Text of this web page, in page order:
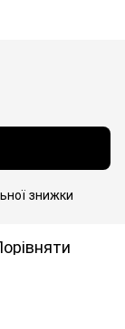
знижки